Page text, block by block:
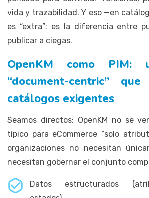
vida y trazabilidad. Y eso —en
es “extra”: es la diferencia entre
publicar a ciegas.
OpenKM como PIM:
“document-centric”
catálogos exigentes
Seamos directos: OpenKM no se
típico para eCommerce “solo
organizaciones no necesitan
necesitan gobernar el conjunto
Datos estructurados